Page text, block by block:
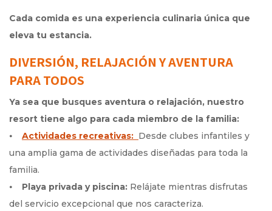
Cada comida es una experiencia culinaria única que
eleva tu estancia.
DIVERSIÓN, RELAJACIÓN Y AVENTURA
PARA TODOS
Ya sea que busques aventura o relajación, nuestro
resort tiene algo para cada miembro de la familia:
⦁ Actividades recreativas: Opens in a new tab.
Desde clubes infantiles y
una amplia gama de actividades diseñadas para toda la
familia.
⦁ Playa privada y piscina: Relájate mientras disfrutas
del servicio excepcional que nos caracteriza.